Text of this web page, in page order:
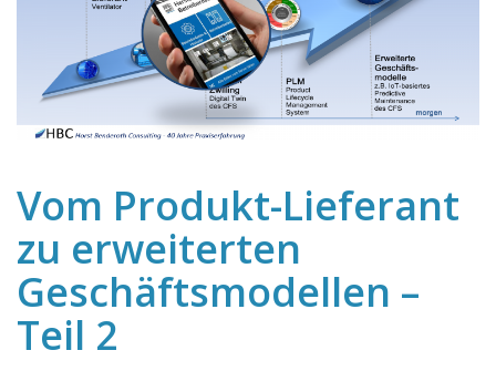
Vom Produkt-Lieferant
zu erweiterten
Geschäftsmodellen –
Teil 2